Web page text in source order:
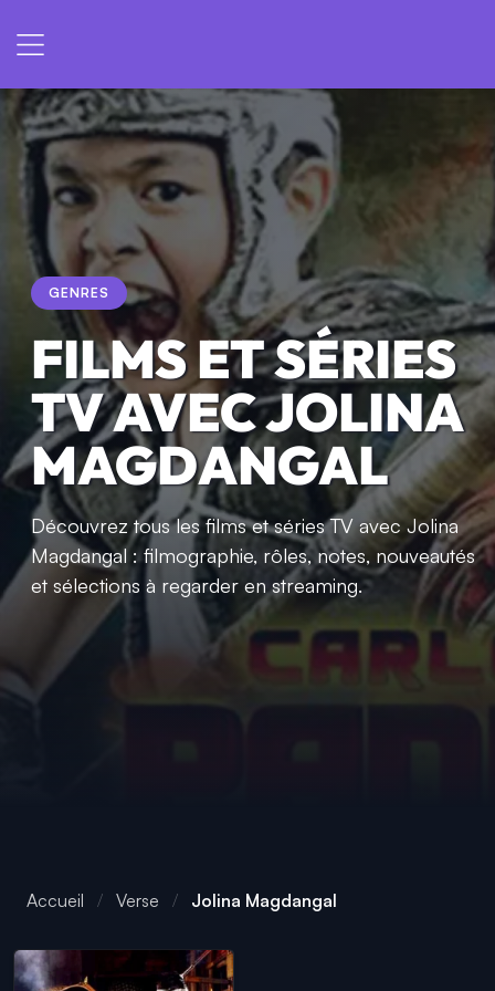
GENRES
FILMS ET SÉRIES
TV AVEC JOLINA
MAGDANGAL
Découvrez tous les films et séries TV avec Jolina
Magdangal : filmographie, rôles, notes, nouveautés
et sélections à regarder en streaming.
Accueil Verse Jolina Magdangal